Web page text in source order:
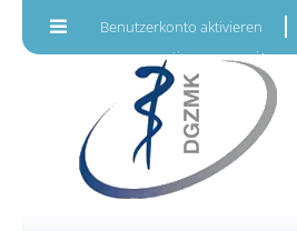
Benutzerkonto aktivieren